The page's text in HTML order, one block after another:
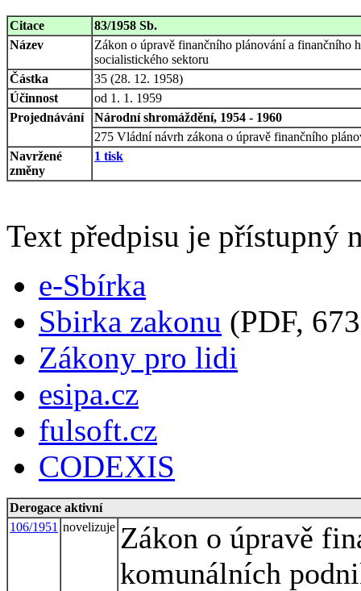
Citace
83/1958 Sb.
Název
Zákon o úpravě finančního plánování a finančního
socialistického sektoru
Částka
35 (28. 12. 1958)
Účinnost
od 1. 1. 1959
Projednávání
Národní shromáždění, 1954 - 1960
275 Vládní návrh zákona o úpravě finančního
Navržené
změny
1 tisk
Text předpisu je přístupný
e-Sbírka
Sbirka zakonu (PDF,
Zákony pro lidi
esipa.cz
fulsoft.cz
CODEXIS
Derogace aktivní
106/1951 novelizuje Zákon o úpravě
komunálních